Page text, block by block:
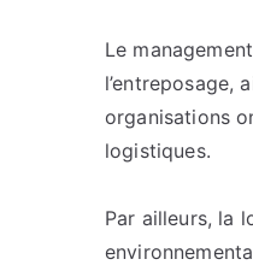
Le
l’entreposage,
organisations
logistiques.
Par ailleurs, la